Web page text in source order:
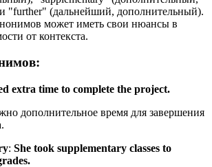
"further" (дальнейший, дополнительный).
может иметь свои нюансы в
от контекста.
extra time to complete the project.
дополнительное время для завершения
: She took supplementary classes to